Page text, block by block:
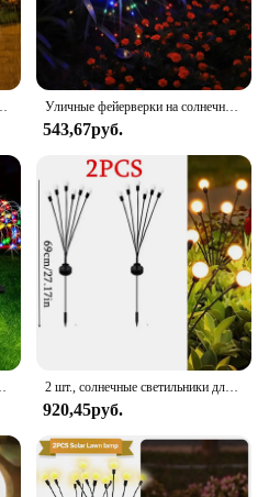
Уличные фейерверки на солнечной батарее, праздничное освещение, фейерверк для сада, патио, Хэллоуина, Рождества, свадьбы, Настенный декор, 1 упаковка
543,67руб.
2 шт., солнечные светильники для сада, 6/8/10 светодиодов
920,45руб.